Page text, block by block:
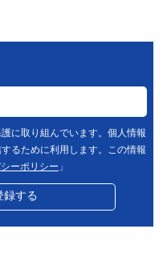
に取り組んでいます。個人情報
るために利用します。この情報
ーポリシー 」